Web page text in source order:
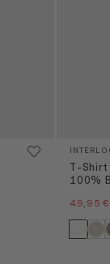
T-Shirt
100%
49,95 €